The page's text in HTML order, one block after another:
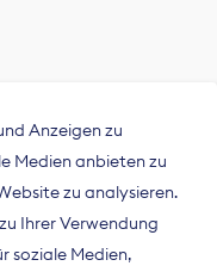
Anzeigen zu
Medien anbieten zu
zu analysieren.
Ihrer Verwendung
soziale Medien,